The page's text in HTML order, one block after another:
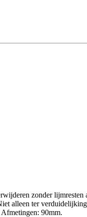
zonder lijmresten
alleen ter
90mm.